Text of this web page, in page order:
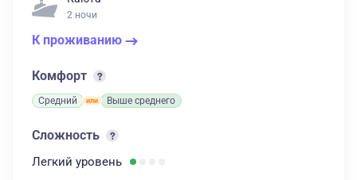
2 ночи
К проживанию
Комфорт
Средний Выше среднего
Сложность
Легкий уровень